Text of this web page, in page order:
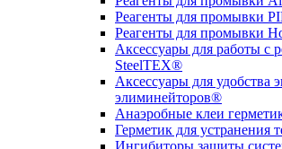
Реагенты для промывки
Реагенты для промывки
Аксессуары для работы с
SteelTEX®
Аксессуары для удобства
элиминейторов®
Анаэробные клеи
Герметик для устранения
Ингибиторы защиты